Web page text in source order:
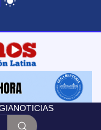
NOTICIAS